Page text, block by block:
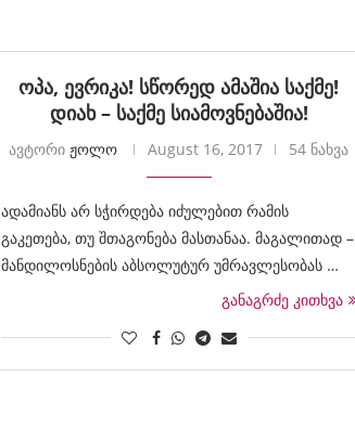
ოპა, ევრიკა! სწორედ ამაშია საქმე!
დიახ – საქმე სიამოვნებაშია!
ავტორიჟოლო August 16, 2017 54 ნახვა
ადამიანს არ სჭირდება იძულებით რამის
გაკეთება, თუ შთაგონება მასთანაა. მაგალითად –
მანდილოსნების აბსოლუტურ უმრავლესობას …
განაგრძე კითხვა